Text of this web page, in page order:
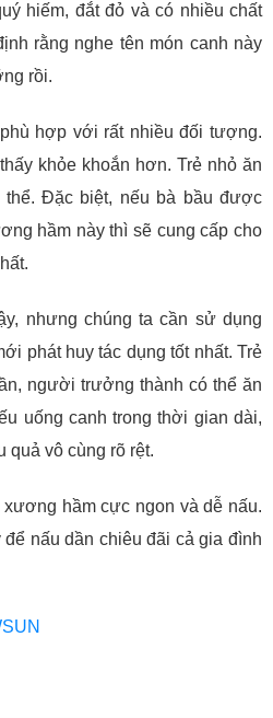
hiếm, đắt đỏ và có nhiều chất
rằng nghe tên món canh này
rồi.
hợp với rất nhiều đối tượng.
khỏe khoắn hơn. Trẻ nhỏ ăn
Đặc biệt, nếu bà bầu được
hầm này thì sẽ cung cấp cho
nhưng chúng ta cần sử dụng
phát huy tác dụng tốt nhất. Trẻ
người trưởng thành có thể ăn
uống canh trong thời gian dài,
quả vô cùng rõ rệt.
hầm cực ngon và dễ nấu.
nấu dần chiêu đãi cả gia đình